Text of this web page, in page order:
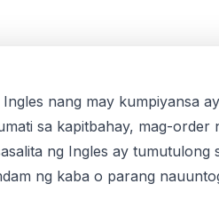
nang may kumpiyansa
sa kapitbahay, mag-
ng Ingles ay
ng kaba o parang